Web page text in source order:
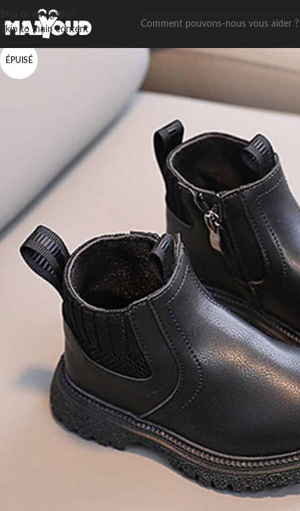
Skip to navigation
Skip to main content
ÉPUISÉ